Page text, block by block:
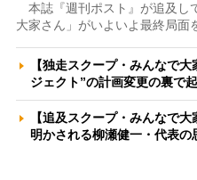
本誌『週刊ポスト』が追及し
大家さん」がいよいよ最終局面
【独走スクープ・みんなで
ジェクト”の計画変更の裏で
【追及スクープ・みんなで
明かされる柳瀬健一・代表